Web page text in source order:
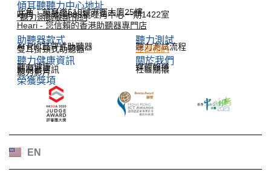
傾耳聽聽力中心地址
北角：英皇道510號港運大廈25樓
旺角：彌敦道688號旺角中心一期1422室
*聽力測試敬請預約
Heari - 您信賴的香港助聽器專門店
助聽器款式
AI RIC耳背式助聽器
雙耳掛頸式助聽器
聽力測試​
聽力測試流程
立即預約
聽力健康資訊​
聽力健康
助聽器資訊
聽力影片
關於我們
媒體報道
社區關懷
榮獲獎項
EN
한국어
Español
日本語